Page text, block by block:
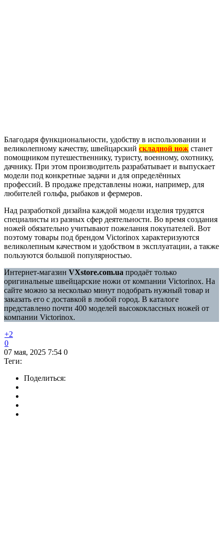
Благодаря функциональности, удобству в использовании и
великолепному качеству, швейцарский складной нож станет
помощником путешественнику, туристу, военному, охотнику,
дачнику. При этом производитель разрабатывает и выпускает
модели под конкретные задачи и для определённых
профессий. В продаже представлены ножи, например, для
любителей гольфа, рыбаков и фермеров.
Над разработкой дизайна каждой модели изделия трудятся
специалисты из разных сфер деятельности. Во время создания
ножей обязательно учитывают пожелания покупателей. Вот
поэтому товары под брендом Victorinox характеризуются
великолепным качеством и удобством в эксплуатации, а также
пользуются большой популярностью.
Интернет-магазин VXstore.com.ua продаёт только
оригинальные швейцарские ножи от компании Victorinox. На
сайте можно за несколько минут подобрать нужный товар и
заказать его с доставкой в любой город. В каталоге
представлено почти 400 моделей высококлассных ножей от
компании Victorinox.
+2
0
07 мая, 2025 7:54 0
Теги:
Поделиться: